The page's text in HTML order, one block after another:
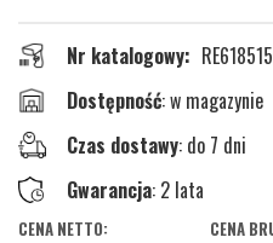
Nr katalogowy
RE618515
w magazynie
Czas dostawy: do 7 dni
Gwarancja: 2 lata